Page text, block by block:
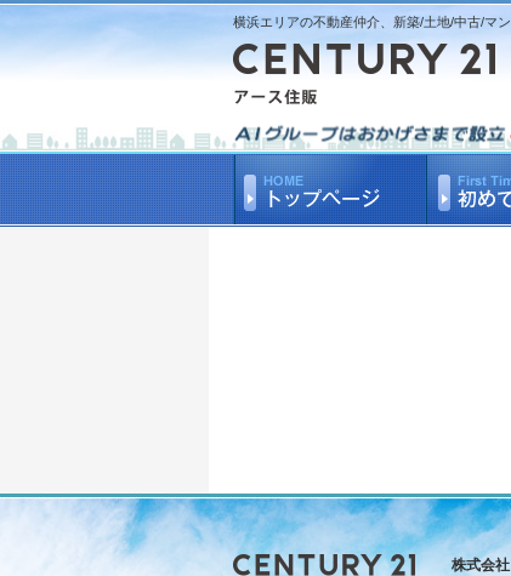
横浜エリアの不動産仲介、新築/土地/中古/マ
株式会